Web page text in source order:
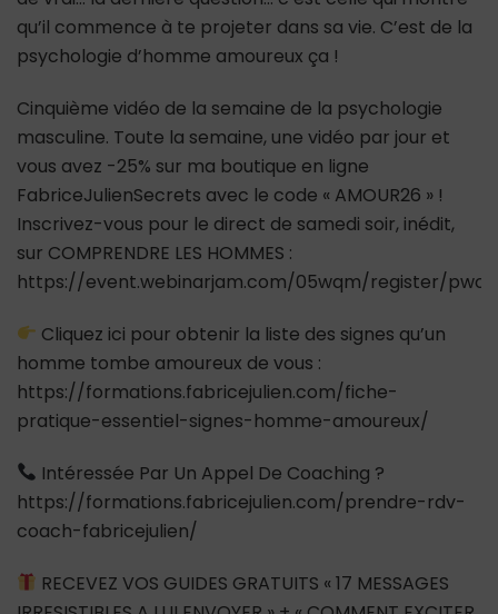
qu’il commence à te projeter dans sa vie. C’est de la
psychologie d’homme amoureux ça !
Cinquième vidéo de la semaine de la psychologie
masculine. Toute la semaine, une vidéo par jour et
vous avez -25% sur ma boutique en ligne
FabriceJulienSecrets avec le code « AMOUR26 » !
Inscrivez-vous pour le direct de samedi soir, inédit,
sur COMPRENDRE LES HOMMES :
https://event.webinarjam.com/05wqm/register/
Cliquez ici pour obtenir la liste des signes qu’un
homme tombe amoureux de vous :
https://formations.fabricejulien.com/fiche-
pratique-essentiel-signes-homme-amoureux/
Intéressée Par Un Appel De Coaching ?
https://formations.fabricejulien.com/prendre-rdv-
coach-fabricejulien/
RECEVEZ VOS GUIDES GRATUITS « 17 MESSAGES